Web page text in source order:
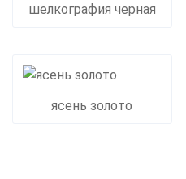
шелкография черная
ясень золото